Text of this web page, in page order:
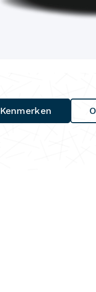
Kenmerken